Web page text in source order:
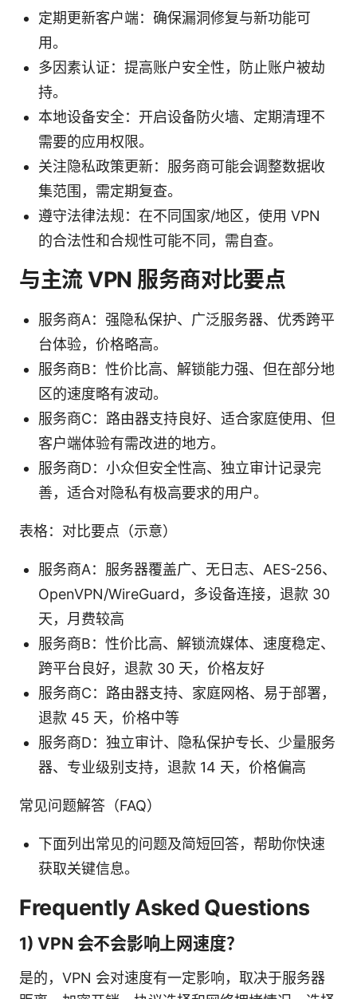
定期更新客户端：确保漏洞修复与新功能可
用。
多因素认证：提高账户安全性，防止账户被劫
持。
本地设备安全：开启设备防火墙、定期清理不
需要的应用权限。
关注隐私政策更新：服务商可能会调整数据收
集范围，需定期复查。
遵守法律法规：在不同国家/地区，使用 VPN
的合法性和合规性可能不同，需自查。
与主流 VPN 服务商对比要点
服务商A：强隐私保护、广泛服务器、优秀跨平
台体验，价格略高。
服务商B：性价比高、解锁能力强、但在部分地
区的速度略有波动。
服务商C：路由器支持良好、适合家庭使用、但
客户端体验有需改进的地方。
服务商D：小众但安全性高、独立审计记录完
善，适合对隐私有极高要求的用户。
表格：对比要点（示意）
服务商A：服务器覆盖广、无日志、AES-256、
OpenVPN/WireGuard，多设备连接，退款 30
天，月费较高
服务商B：性价比高、解锁流媒体、速度稳定、
跨平台良好，退款 30 天，价格友好
服务商C：路由器支持、家庭网格、易于部署，
退款 45 天，价格中等
服务商D：独立审计、隐私保护专长、少量服务
器、专业级别支持，退款 14 天，价格偏高
常见问题解答（FAQ）
下面列出常见的问题及简短回答，帮助你快速
获取关键信息。
Frequently Asked Questions
1) VPN 会不会影响上网速度？
是的，VPN 会对速度有一定影响，取决于服务器